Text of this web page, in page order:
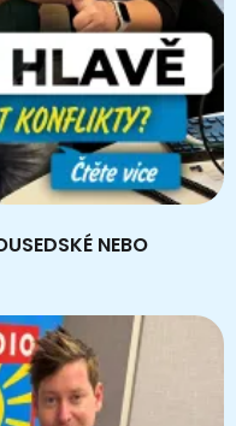
NEBO